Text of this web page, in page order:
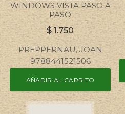
WINDOWS VISTA PASO A
PASO
$1.750
PREPPERNAU, JOAN
9788441521506
AÑADIR AL CARRITO